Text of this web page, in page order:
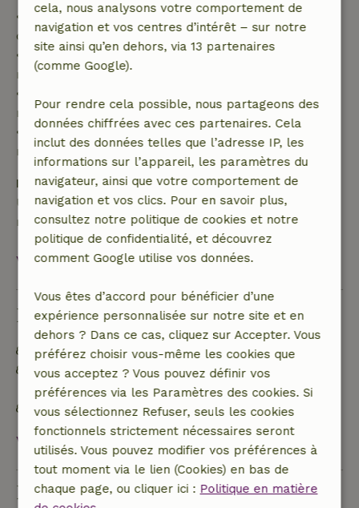
• Jusqu'à 42 jours avant l'arrivée : remboursement
de 70 %
• Entre 42 et 28 jours avant l'arrivée :
remboursement de 40 %
• De 28 jours avant l'arrivée jusqu'au jour même :
remboursement de 10 %
• Le jour de l'arrivée ou après : aucun
remboursement
Dépôt de sécurité
Une caution de 50,00 € s'applique. Tu seras
remboursé après le départ.
Voir tout
Durabilité
Étiquette énergétique : Exclus
Hors réseau ou alimenté par une énergie 100 %
renouvelable
Inventaire durable
Voir tout
Poser une question
cela, nous analysons votre comportement de
navigation et vos centres d’intérêt – sur notre
site ainsi qu’en dehors, via 13 partenaires
(comme Google).
Pour rendre cela possible, nous partageons des
données chiffrées avec ces partenaires. Cela
inclut des données telles que l’adresse IP, les
informations sur l’appareil, les paramètres du
navigateur, ainsi que votre comportement de
navigation et vos clics. Pour en savoir plus,
consultez notre politique de cookies et notre
politique de confidentialité, et découvrez
comment Google utilise vos données.
Vous êtes d’accord pour bénéficier d’une
expérience personnalisée sur notre site et en
dehors ? Dans ce cas, cliquez sur Accepter. Vous
préférez choisir vous-même les cookies que
vous acceptez ? Vous pouvez définir vos
préférences via les Paramètres des cookies. Si
vous sélectionnez Refuser, seuls les cookies
fonctionnels strictement nécessaires seront
utilisés. Vous pouvez modifier vos préférences à
tout moment via le lien (Cookies) en bas de
chaque page, ou cliquer ici : Politique en matière